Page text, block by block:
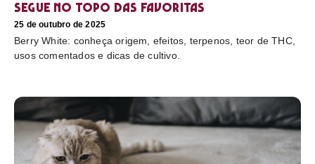
segue no topo das favoritas
25 de outubro de 2025
Berry White: conheça origem, efeitos, terpenos, teor de THC,
usos comentados e dicas de cultivo.